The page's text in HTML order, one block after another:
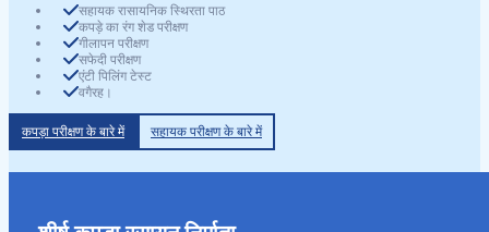
सहायक रासायनिक स्थिरता पाठ
कपड़े का रंग शेड परीक्षण
गीलापन परीक्षण
सफेदी परीक्षण
एंटी पिलिंग टेस्ट
वगैरह।
कपड़ा परीक्षण के बारे में सहायक परीक्षण के बारे में